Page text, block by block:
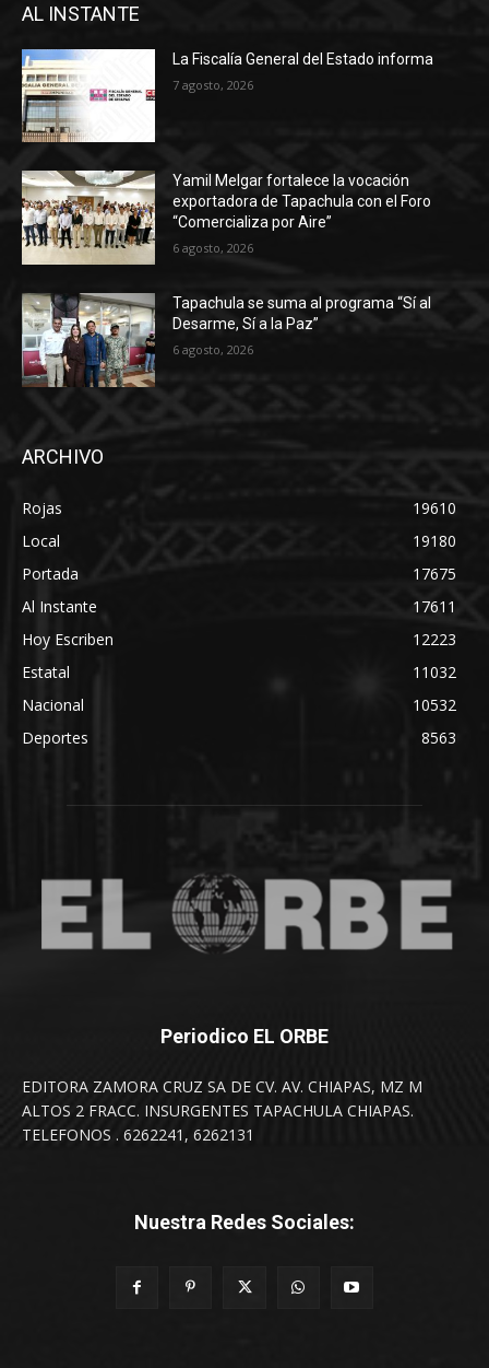
AL INSTANTE
La Fiscalía General del Estado informa
7 agosto, 2026
Yamil Melgar fortalece la vocación
exportadora de Tapachula con el Foro
“Comercializa por Aire”
6 agosto, 2026
Tapachula se suma al programa “Sí al
Desarme, Sí a la Paz”
6 agosto, 2026
ARCHIVO
Rojas
19610
Local
19180
Portada
17675
Al Instante
17611
Hoy Escriben
12223
Estatal
11032
Nacional
10532
Deportes
8563
Periodico EL ORBE
EDITORA ZAMORA CRUZ SA DE CV. AV. CHIAPAS, MZ M
ALTOS 2 FRACC. INSURGENTES TAPACHULA CHIAPAS.
TELEFONOS . 6262241, 6262131
Nuestra Redes Sociales: